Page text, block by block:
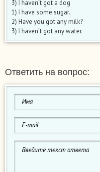
3) I haven’t got a dog
1) I have some sugar.
2) Have you got any milk?
3) I haven’t got any water.
Ответить на вопрос: